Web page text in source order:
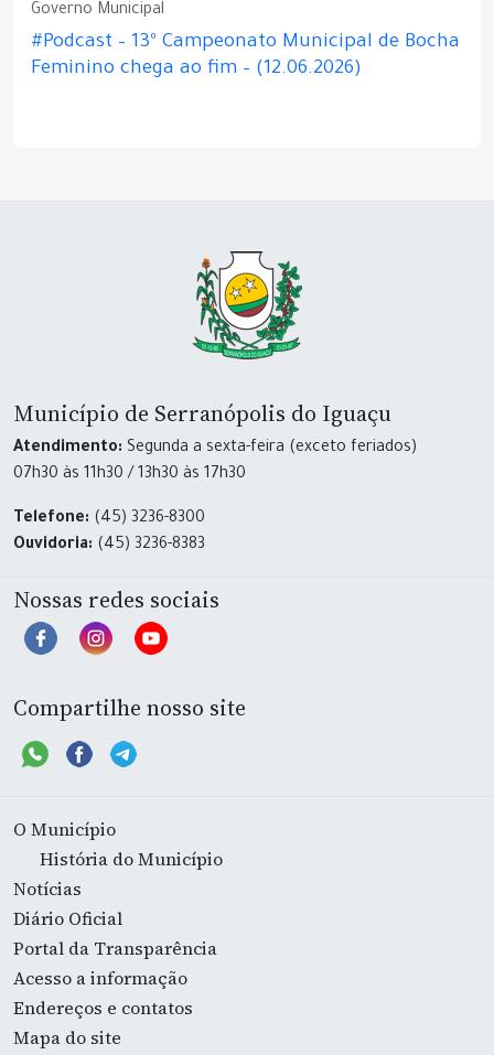
Governo Municipal
#Podcast – 13º Campeonato Municipal de Bocha
Feminino chega ao fim – (12.06.2026)
Município de Serranópolis do Iguaçu
Atendimento: Segunda a sexta-feira (exceto feriados)
07h30 às 11h30 / 13h30 às 17h30
Telefone: (45) 3236-8300
Ouvidoria: (45) 3236-8383
Nossas redes sociais
Compartilhe nosso site
O Município
História do Município
Notícias
Diário Oficial
Portal da Transparência
Acesso a informação
Endereços e contatos
Mapa do site